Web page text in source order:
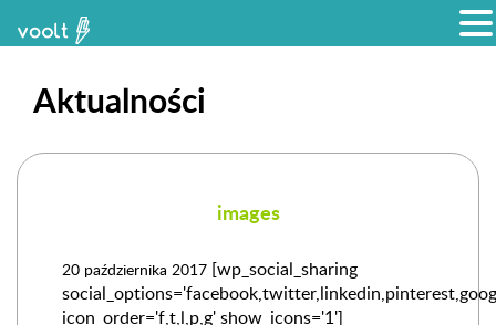
Aktualności
images
20 października 2017 [wp_social_sharing
icon_order='f,t,l,p,g' show_icons='1']